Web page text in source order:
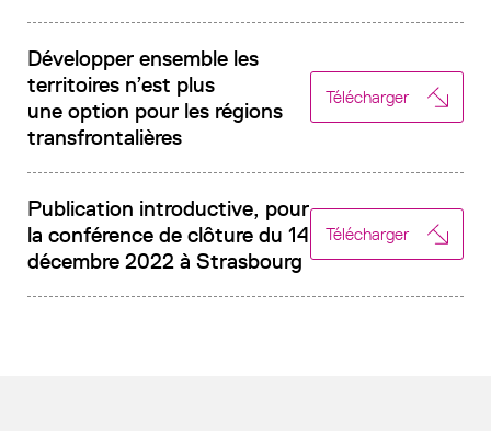
Développer ensemble les
territoires n’est plus
une option pour les régions
transfrontalières
Télécharger
Publication introductive, pour
la conférence de clôture du 14
décembre 2022 à Strasbourg
Télécharger